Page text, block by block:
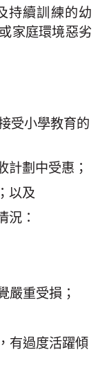
持續訓練的幼
家庭環境惡劣
受小學教育的
計劃中受惠；
以及
況：
嚴重受損；
有過度活躍傾